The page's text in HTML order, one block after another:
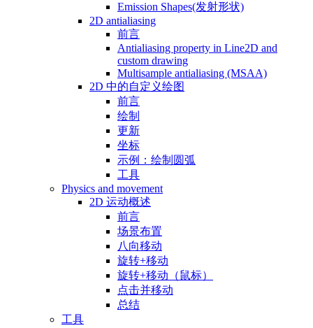
Emission Shapes(发射形状)
2D antialiasing
前言
Antialiasing property in Line2D and
custom drawing
Multisample antialiasing (MSAA)
2D 中的自定义绘图
前言
绘制
更新
坐标
示例：绘制圆弧
工具
Physics and movement
2D 运动概述
前言
场景布置
八向移动
旋转+移动
旋转+移动（鼠标）
点击并移动
总结
工具